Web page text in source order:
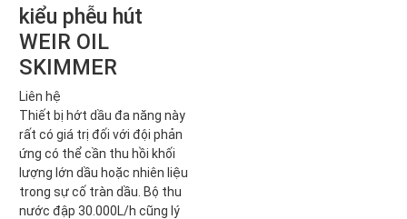
kiểu phễu hút
WEIR OIL
SKIMMER
Liên hệ
Thiết bị hớt dầu đa năng này
rất có giá trị đối với đội phản
ứng có thể cần thu hồi khối
lượng lớn dầu hoặc nhiên liệu
trong sự cố tràn dầu. Bộ thu
nước đập 30.000L/h cũng lý